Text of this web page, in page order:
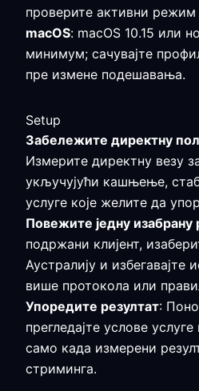
проверите активни режим
macOS: macOS 10.15 или
минимум; сачувајте
пре измене подешавања.
Setup
Забележите директну
Измерите директну везу
укључујући кашњење,
услуге које желите да
Повежите једну изабрану
подржани клијент,
Аустралију и избегавајте
више протокола или
Упоредите резултат:
прегледајте услове
само када измерени
стриминга.